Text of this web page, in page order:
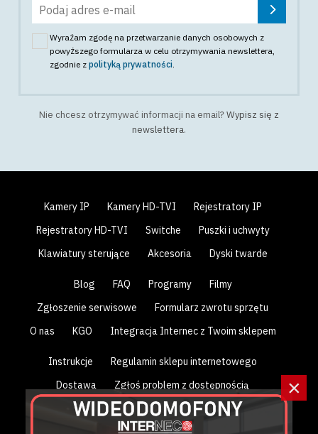
×
Wyrażam zgodę na przetwarzanie danych osobowych z
powyższego formularza w celu otrzymywania newslettera,
zgodnie z polityką prywatności.
Nie chcesz otrzymywać informacji na email?Wypisz się z
newslettera.
Kamery IP Kamery HD-TVI
Rejestratory IP
Rejestratory HD-TVI
Switche
Puszki i uchwyty
Klawiatury sterujące
Akcesoria Dyski twarde
Blog FAQ Programy
Filmy
Zgłoszenie serwisowe
Formularz zwrotu sprzętu
O nas
KGO Integracja Internec z Twoim sklepem
Instrukcje
Regulamin sklepu internetowego
Dostawa
Zgłoś problem z dostępnością